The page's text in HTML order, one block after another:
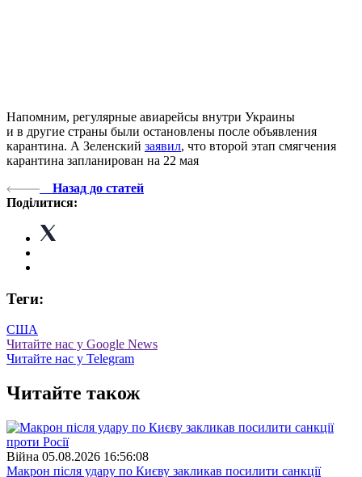
Напомним, регулярные авиарейсы внутри Украины
и в другие страны были остановлены после объявления
карантина. А Зеленский заявил, что второй этап смягчения
карантина запланирован на 22 мая
Назад до статей
Поділитися:
Теги:
США
Читайте нас у Google News
Читайте нас у Telegram
Читайте також
Війна 05.08.2026 16:56:08
Макрон після удару по Києву закликав посилити санкції